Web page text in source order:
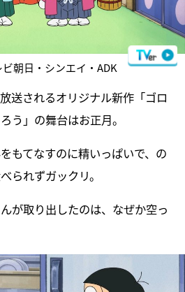
朝日・シンエイ・ADK
送されるオリジナル新作「ゴロ
う」の舞台はお正月。
もてなすのに精いっぱいで、の
られずガックリ。
が取り出したのは、なぜか空っ